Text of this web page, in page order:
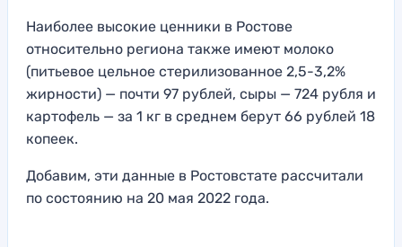
Наиболее высокие ценники в Ростове
относительно региона также имеют молоко
(питьевое цельное стерилизованное 2,5-3,2%
жирности) — почти 97 рублей, сыры — 724 рубля и
картофель — за 1 кг в среднем берут 66 рублей 18
копеек.
Добавим, эти данные в Ростовстате рассчитали
по состоянию на 20 мая 2022 года.